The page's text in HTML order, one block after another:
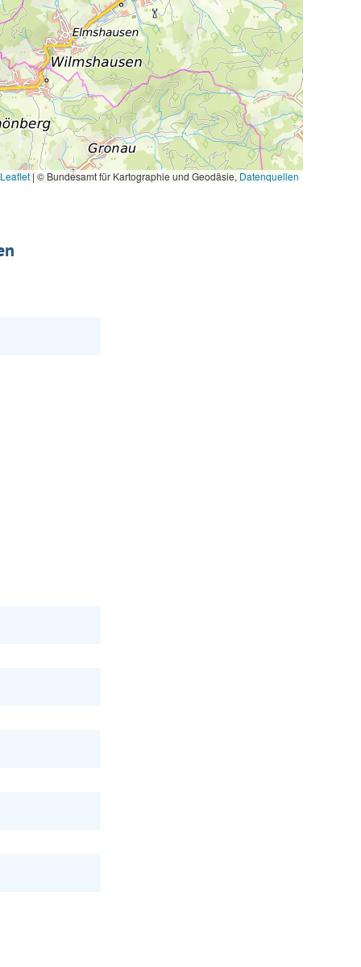
| © Bundesamt für Kartographie und Geodäsie, Datenquellen